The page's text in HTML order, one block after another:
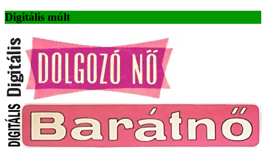
Digitális múlt